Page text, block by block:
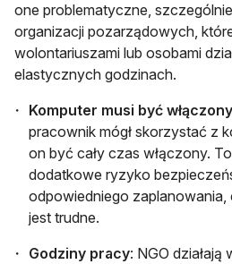
one problematyczne,
organizacji pozarządowych,
wolontariuszami lub osobami
elastycznych godzinach.
Komputer musi być włączony
pracownik mógł skorzystać z
on być cały czas włączony.
dodatkowe ryzyko
odpowiedniego
jest trudne.
Godziny pracy: NGO